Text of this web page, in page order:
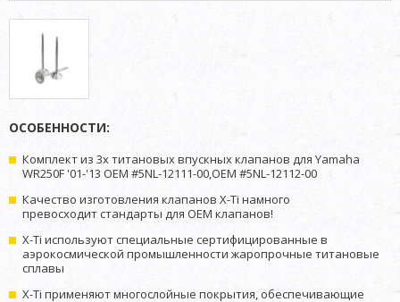
ОСОБЕННОСТИ:
Комплект из 3х титановых впускных клапанов для Yamaha
WR250F '01-'13 OEM #5NL-12111-00,OEM #5NL-12112-00
Качество изготовления клапанов X-Ti намного
превосходит стандарты для OEM клапанов!
X-Ti используют специальные сертифицированные в
аэрокосмической промышленности жаропрочные титановые
сплавы
X-Ti применяют многослойные покрытия, обеспечивающие